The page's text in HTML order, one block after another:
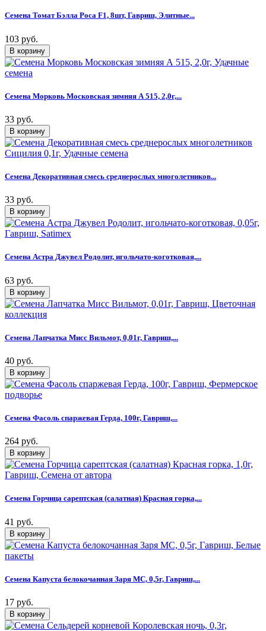
Семена Томат Бэлла Роса F1, 8шт, Гавриш, Элитные...
103 руб.
Семена Морковь Московская зимняя А 515, 2,0г,...
33 руб.
Семена Декоративная смесь среднерослых многолетников...
33 руб.
Семена Астра Джувел Родолит, игольчато-коготковая,...
63 руб.
Семена Лапчатка Мисс Вильмот, 0,01г, Гавриш,...
40 руб.
Семена Фасоль спаржевая Герда, 100г, Гавриш,...
264 руб.
Семена Горчица сарептская (салатная) Красная горка,...
41 руб.
Семена Капуста белокочанная Заря МС, 0,5г, Гавриш,...
17 руб.